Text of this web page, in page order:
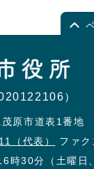
）
原市道表1番地
（代表）
ファ
時30分（土曜日